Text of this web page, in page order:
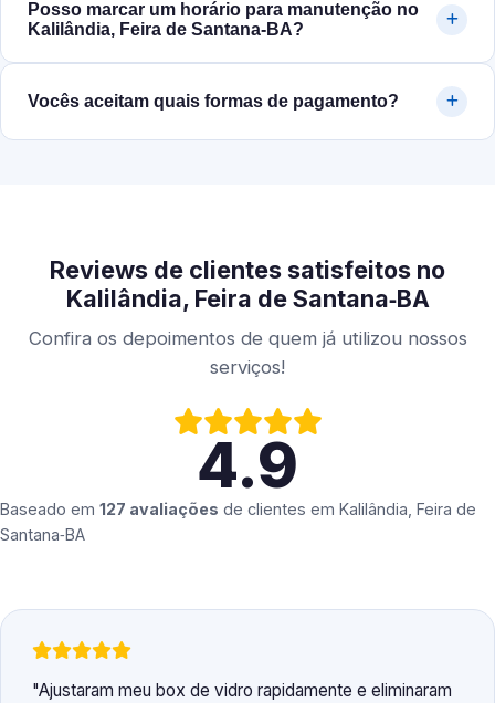
Posso marcar um horário para manutenção no
Kalilândia, Feira de Santana‑BA?
Vocês aceitam quais formas de pagamento?
Reviews de clientes satisfeitos no
Kalilândia, Feira de Santana‑BA
Confira os depoimentos de quem já utilizou nossos
serviços!
4.9
Baseado em 127 avaliações de clientes em Kalilândia, Feira de
Santana‑BA
Ajustaram meu box de vidro rapidamente e eliminaram